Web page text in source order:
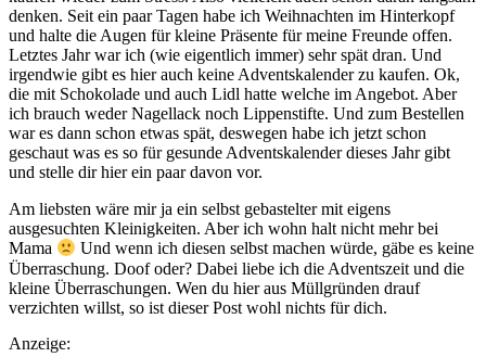
denken. Seit ein paar Tagen habe ich Weihnachten im Hinterkopf
und halte die Augen für kleine Präsente für meine Freunde offen.
Letztes Jahr war ich (wie eigentlich immer) sehr spät dran. Und
irgendwie gibt es hier auch keine Adventskalender zu kaufen. Ok,
die mit Schokolade und auch Lidl hatte welche im Angebot. Aber
ich brauch weder Nagellack noch Lippenstifte. Und zum Bestellen
war es dann schon etwas spät, deswegen habe ich jetzt schon
geschaut was es so für gesunde Adventskalender dieses Jahr gibt
und stelle dir hier ein paar davon vor.
Am liebsten wäre mir ja ein selbst gebastelter mit eigens
ausgesuchten Kleinigkeiten. Aber ich wohn halt nicht mehr bei
Mama
Und wenn ich diesen selbst machen würde, gäbe es keine
Überraschung. Doof oder? Dabei liebe ich die Adventszeit und die
kleine Überraschungen. Wen du hier aus Müllgründen drauf
verzichten willst, so ist dieser Post wohl nichts für dich.
Anzeige: